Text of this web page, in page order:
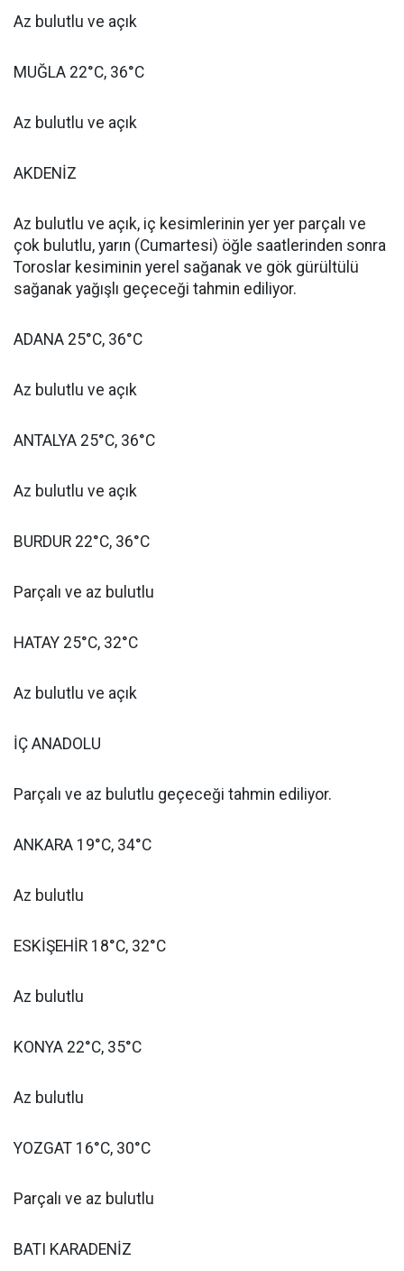
Az bulutlu ve açık
MUĞLA 22°C, 36°C
Az bulutlu ve açık
AKDENİZ
Az bulutlu ve açık, iç kesimlerinin yer yer parçalı ve
çok bulutlu, yarın (Cumartesi) öğle saatlerinden sonra
Toroslar kesiminin yerel sağanak ve gök gürültülü
sağanak yağışlı geçeceği tahmin ediliyor.
ADANA 25°C, 36°C
Az bulutlu ve açık
ANTALYA 25°C, 36°C
Az bulutlu ve açık
BURDUR 22°C, 36°C
Parçalı ve az bulutlu
HATAY 25°C, 32°C
Az bulutlu ve açık
İÇ ANADOLU
Parçalı ve az bulutlu geçeceği tahmin ediliyor.
ANKARA 19°C, 34°C
Az bulutlu
ESKİŞEHİR 18°C, 32°C
Az bulutlu
KONYA 22°C, 35°C
Az bulutlu
YOZGAT 16°C, 30°C
Parçalı ve az bulutlu
BATI KARADENİZ